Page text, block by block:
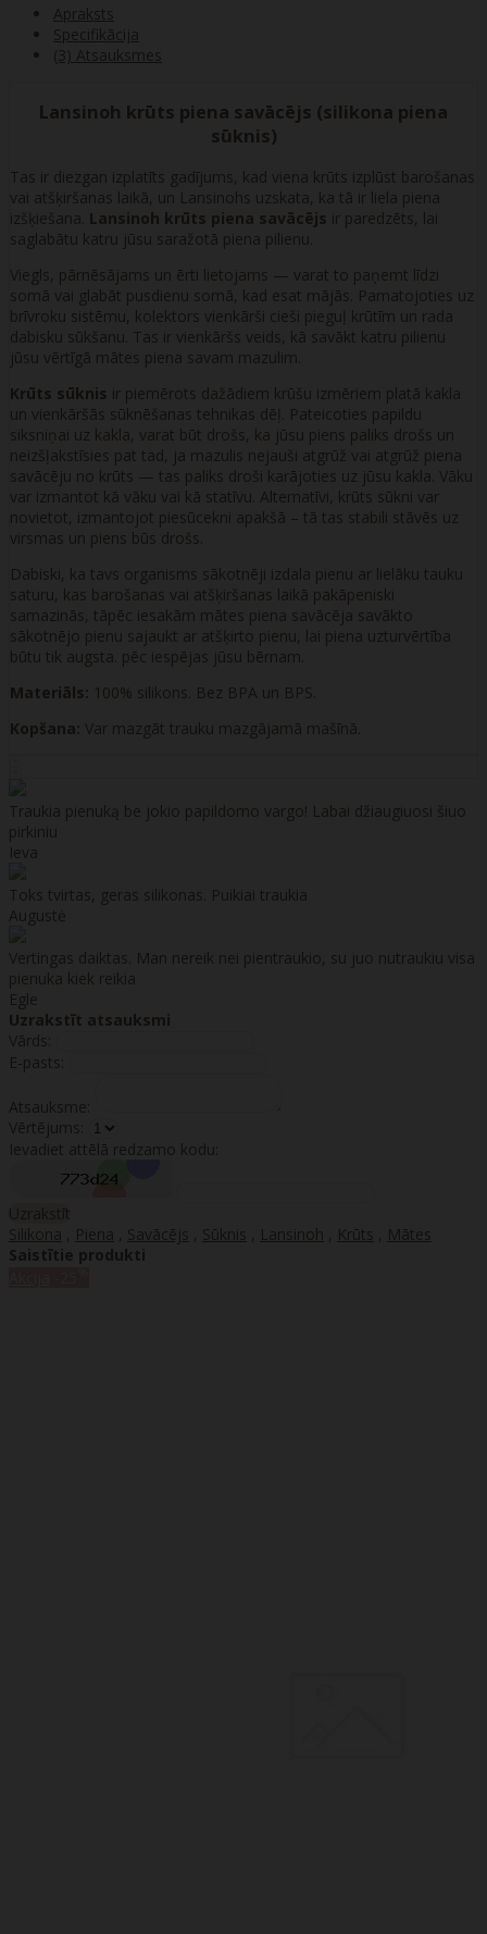
Apraksts
Specifikācija
(3) Atsauksmes
Lansinoh krūts piena savācējs (silikona piena
sūknis)
Tas ir diezgan izplatīts gadījums, kad viena krūts izplūst barošanas
vai atšķiršanas laikā, un Lansinohs uzskata, ka tā ir liela piena
izšķiešana. Lansinoh krūts piena savācējs ir paredzēts, lai
saglabātu katru jūsu saražotā piena pilienu.
Viegls, pārnēsājams un ērti lietojams — varat to paņemt līdzi
somā vai glabāt pusdienu somā, kad esat mājās. Pamatojoties uz
brīvroku sistēmu, kolektors vienkārši cieši pieguļ krūtīm un rada
dabisku sūkšanu. Tas ir vienkāršs veids, kā savākt katru pilienu
jūsu vērtīgā mātes piena savam mazulim.
Krūts sūknis ir piemērots dažādiem krūšu izmēriem platā kakla
un vienkāršās sūknēšanas tehnikas dēļ. Pateicoties papildu
siksniņai uz kakla, varat būt drošs, ka jūsu piens paliks drošs un
neizšļakstīsies pat tad, ja mazulis nejauši atgrūž vai atgrūž piena
savācēju no krūts — tas paliks droši karājoties uz jūsu kakla. Vāku
var izmantot kā vāku vai kā statīvu. Alternatīvi, krūts sūkni var
novietot, izmantojot piesūcekni apakšā – tā tas stabili stāvēs uz
virsmas un piens būs drošs.
Dabiski, ka tavs organisms sākotnēji izdala pienu ar lielāku tauku
saturu, kas barošanas vai atšķiršanas laikā pakāpeniski
samazinās, tāpēc iesakām mātes piena savācēja savākto
sākotnējo pienu sajaukt ar atšķirto pienu, lai piena uzturvērtība
būtu tik augsta. pēc iespējas jūsu bērnam.
Materiāls: 100% silikons. Bez BPA un BPS.
Kopšana: Var mazgāt trauku mazgājamā mašīnā.
Traukia pienuką be jokio papildomo vargo! Labai džiaugiuosi šiuo
pirkiniu
Ieva
Toks tvirtas, geras silikonas. Puikiai traukia
Augustė
Vertingas daiktas. Man nereik nei pientraukio, su juo nutraukiu visa
pienuka kiek reikia
Egle
Uzrakstīt atsauksmi
Vārds:
E-pasts:
Atsauksme:
Vērtējums:
Ievadiet attēlā redzamo kodu:
Uzrakstīt
Silikona
Piena Savācējs Sūknis Lansinoh Krūts
Mātes
Saistītie produkti